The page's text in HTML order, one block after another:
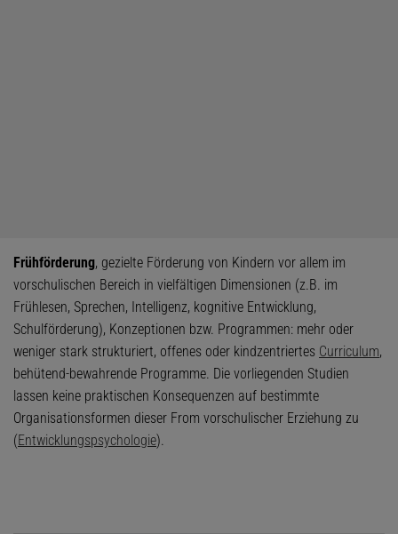
Frühförderung, gezielte Förderung von Kindern vor allem im
vorschulischen Bereich in vielfältigen Dimensionen (z.B. im
Frühlesen, Sprechen, Intelligenz, kognitive Entwicklung,
Schulförderung), Konzeptionen bzw. Programmen: mehr oder
weniger stark strukturiert, offenes oder kindzentriertes Curriculum,
behütend-bewahrende Programme. Die vorliegenden Studien
lassen keine praktischen Konsequenzen auf bestimmte
Organisationsformen dieser From vorschulischer Erziehung zu
(Entwicklungspsychologie).